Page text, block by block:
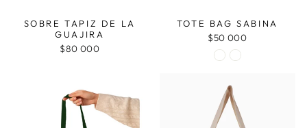
SOBRE TAPIZ DE LA
GUAJIRA
$80 000
TOTE BAG SABINA
$50 000